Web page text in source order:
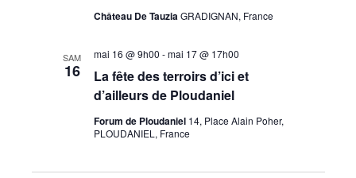
Château De TauziaGRADIGNAN, France
SAM
16
La fête des terroirs d’ici et
d’ailleurs de Ploudaniel
mai 16 @ 9h00 -mai 17 @ 17h00
Forum de Ploudaniel 14, Place Alain Poher,
PLOUDANIEL, France